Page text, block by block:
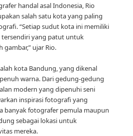
handal asal Indonesia, Rio
salah satu kota yang paling
“Setiap sudut kota ini memiliki
tersendiri yang patut untuk
gambar,” ujar Rio.
kota Bandung, yang dikenal
warna. Dari gedung-gedung
modern yang dipenuhi seni
inspirasi fotografi yang
banyak fotografer pemula maupun
sebagai lokasi untuk
mereka.